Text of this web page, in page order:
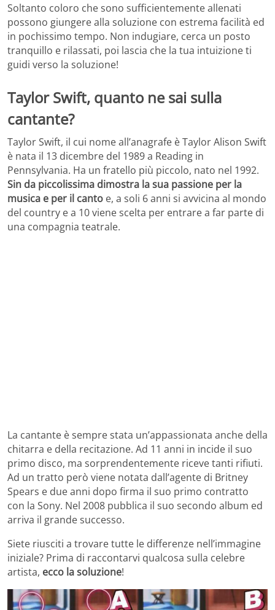
Soltanto coloro che sono sufficientemente allenati
possono giungere alla soluzione con estrema facilità ed
in pochissimo tempo. Non indugiare, cerca un posto
tranquillo e rilassati, poi lascia che la tua intuizione ti
guidi verso la soluzione!
Taylor Swift, quanto ne sai sulla
cantante?
Taylor Swift, il cui nome all’anagrafe è Taylor Alison Swift
è nata il 13 dicembre del 1989 a Reading in
Pennsylvania. Ha un fratello più piccolo, nato nel 1992.
Sin da piccolissima dimostra la sua passione per la
musica e per il canto e, a soli 6 anni si avvicina al mondo
del country e a 10 viene scelta per entrare a far parte di
una compagnia teatrale.
La cantante è sempre stata un’appassionata anche della
chitarra e della recitazione. Ad 11 anni in incide il suo
primo disco, ma sorprendentemente riceve tanti rifiuti.
Ad un tratto però viene notata dall’agente di Britney
Spears e due anni dopo firma il suo primo contratto
con la Sony. Nel 2008 pubblica il suo secondo album ed
arriva il grande successo.
Siete riusciti a trovare tutte le differenze nell’immagine
iniziale? Prima di raccontarvi qualcosa sulla celebre
artista, ecco la soluzione!